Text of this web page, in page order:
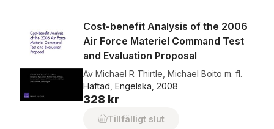
Cost-benefit Analysis of the 2006
Air Force Materiel Command Test
and Evaluation Proposal
Av Michael R Thirtle Michael Boito m. fl.
Häftad, Engelska, 2008
328 kr
Tillfälligt slut